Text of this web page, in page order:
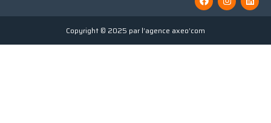
Copyright © 2025 par l’agence axeo’com